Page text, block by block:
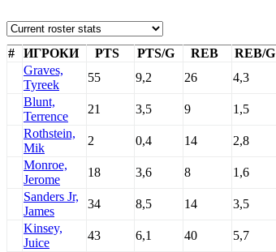
# ИГРОКИ PTS PTS/G REB REB/G
Graves,
Tyreek
55 9,2 26 4,3
Blunt,
Terrence
21 3,5 9 1,5
Rothstein,
Mik
2 0,4 14 2,8
Monroe,
Jerome
18 3,6 8 1,6
Sanders Jr,
James
34 8,5 14 3,5
Kinsey,
Juice
43 6,1 40 5,7